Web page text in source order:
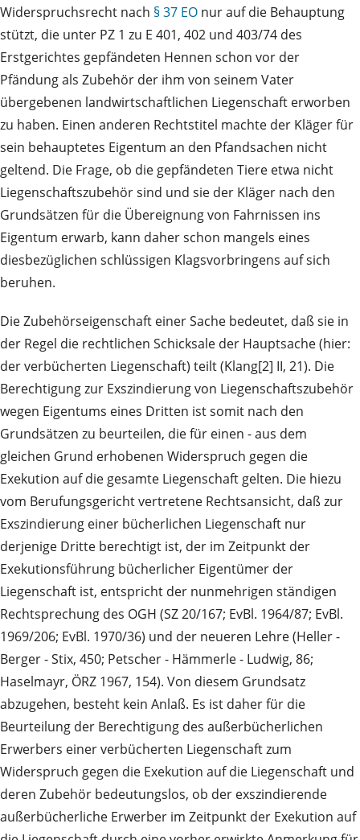
Widerspruchsrecht nach § 37 EO nur auf die Behauptung
stützt, die unter PZ 1 zu E 401, 402 und 403/74 des
Erstgerichtes gepfändeten Hennen schon vor der
Pfändung als Zubehör der ihm von seinem Vater
übergebenen landwirtschaftlichen Liegenschaft erworben
zu haben. Einen anderen Rechtstitel machte der Kläger für
sein behauptetes Eigentum an den Pfandsachen nicht
geltend. Die Frage, ob die gepfändeten Tiere etwa nicht
Liegenschaftszubehör sind und sie der Kläger nach den
Grundsätzen für die Übereignung von Fahrnissen ins
Eigentum erwarb, kann daher schon mangels eines
diesbezüglichen schlüssigen Klagsvorbringens auf sich
beruhen.
Die Zubehörseigenschaft einer Sache bedeutet, daß sie in
der Regel die rechtlichen Schicksale der Hauptsache (hier:
der verbücherten Liegenschaft) teilt (Klang[2] II, 21). Die
Berechtigung zur Exszindierung von Liegenschaftszubehör
wegen Eigentums eines Dritten ist somit nach den
Grundsätzen zu beurteilen, die für einen - aus dem
gleichen Grund erhobenen Widerspruch gegen die
Exekution auf die gesamte Liegenschaft gelten. Die hiezu
vom Berufungsgericht vertretene Rechtsansicht, daß zur
Exszindierung einer bücherlichen Liegenschaft nur
derjenige Dritte berechtigt ist, der im Zeitpunkt der
Exekutionsführung bücherlicher Eigentümer der
Liegenschaft ist, entspricht der nunmehrigen ständigen
Rechtsprechung des OGH (SZ 20/167; EvBl. 1964/87; EvBl.
1969/206; EvBl. 1970/36) und der neueren Lehre (Heller -
Berger - Stix, 450; Petscher - Hämmerle - Ludwig, 86;
Haselmayr, ÖRZ 1967, 154). Von diesem Grundsatz
abzugehen, besteht kein Anlaß. Es ist daher für die
Beurteilung der Berechtigung des außerbücherlichen
Erwerbers einer verbücherten Liegenschaft zum
Widerspruch gegen die Exekution auf die Liegenschaft und
deren Zubehör bedeutungslos, ob der exszindierende
außerbücherliche Erwerber im Zeitpunkt der Exekution auf